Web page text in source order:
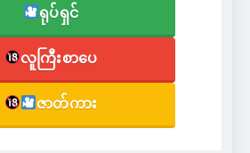
ရုပ်ရှင်
လူကြီးစာပေ
ဇာတ်ကား